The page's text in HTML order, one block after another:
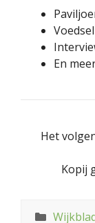
En
Het
Kopij